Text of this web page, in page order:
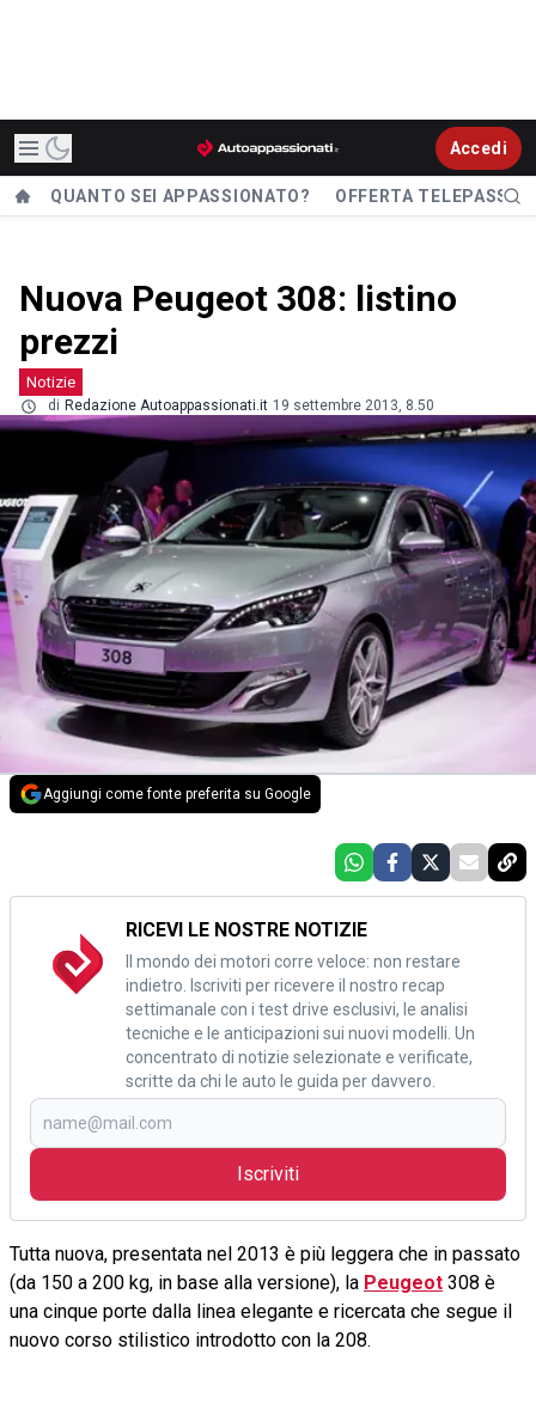
Accedi
QUANTO SEI APPASSIONATO? OFFERTA TELEPASS
Nuova Peugeot 308: listino
prezzi
Notizie
di Redazione Autoappassionati.it 19 settembre 2013, 8.50
Aggiungi come fonte preferita su Google
RICEVI LE NOSTRE NOTIZIE
Il mondo dei motori corre veloce: non restare
indietro. Iscriviti per ricevere il nostro recap
settimanale con i test drive esclusivi, le analisi
tecniche e le anticipazioni sui nuovi modelli. Un
concentrato di notizie selezionate e verificate,
scritte da chi le auto le guida per davvero.
Iscriviti
Tutta nuova, presentata nel 2013 è più leggera che in passato
(da 150 a 200 kg, in base alla versione), la Peugeot 308 è
una cinque porte dalla linea elegante e ricercata che segue il
nuovo corso stilistico introdotto con la 208.